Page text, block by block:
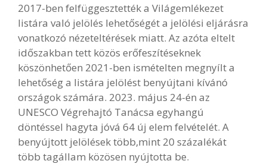
2017-ben felfüggesztették a Világemlékezet
listára való jelölés lehetőségét a jelölési eljárásra
vonatkozó nézeteltérések miatt. Az azóta eltelt
időszakban tett közös erőfeszítéseknek
köszönhetően 2021-ben ismételten megnyílt a
lehetőség a listára jelölést benyújtani kívánó
országok számára. 2023. május 24-én az
UNESCO Végrehajtó Tanácsa egyhangú
döntéssel hagyta jóvá 64 új elem felvételét. A
benyújtott jelölések több,mint 20 százalékát
több tagállam közösen nyújtotta be.